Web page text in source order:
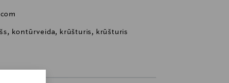
kontūrveida, krūšturis, krūšturis